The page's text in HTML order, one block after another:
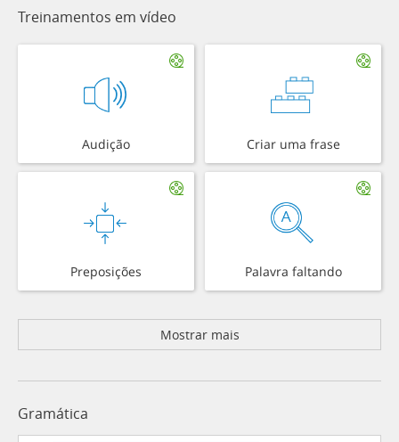
Treinamentos em vídeo
Audição Criar uma frase
Preposições Palavra faltando
Mostrar mais
Gramática